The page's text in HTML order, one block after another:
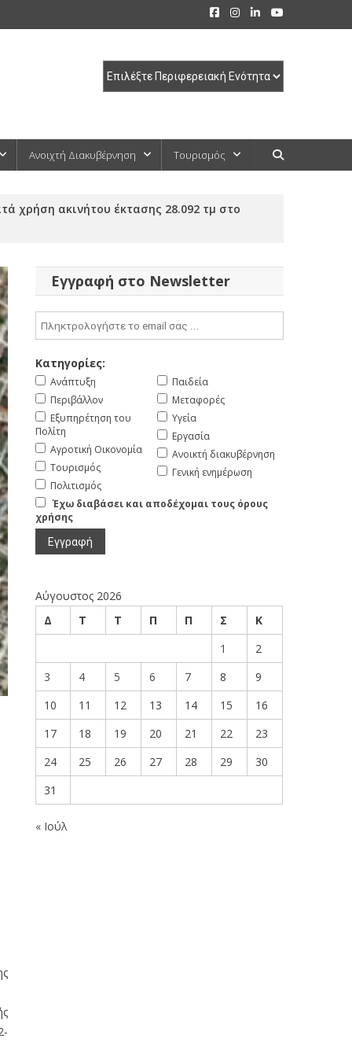
Ανοιχτή Διακυβέρνηση Τουρισμός
χρήση ακινήτου έκτασης 28.092 τμ στο
Εγγραφή στο Newsletter
Κατηγορίες:
Ανάπτυξη
Περιβάλλον
Εξυπηρέτηση του
Πολίτη
Αγροτική Οικονομία
Τουρισμός
Πολιτισμός
Παιδεία
Μεταφορές
Υγεία
Εργασία
Ανοικτή διακυβέρνηση
Γενική ενημέρωση
Έχω διαβάσει και αποδέχομαι τους όρους
χρήσης
Αύγουστος 2026
Δ
Τ Τ Π Π Σ
Κ
1
2
3
4 5 6 7 8
9
10
11 12 13 14 15
16
17
18 19 20 21 22
23
24
25 26 27 28 29
30
31
« Ιούλ